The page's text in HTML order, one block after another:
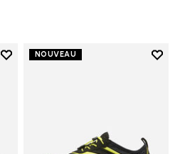
Add to wishlist
NOUVEAU
Add